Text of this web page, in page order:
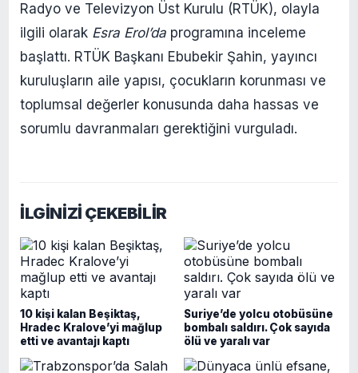
Radyo ve Televizyon Üst Kurulu (RTÜK), olayla
ilgili olarak Esra Erol’da programına inceleme
başlattı. RTÜK Başkanı Ebubekir Şahin, yayıncı
kuruluşların aile yapısı, çocukların korunması ve
toplumsal değerler konusunda daha hassas ve
sorumlu davranmaları gerektiğini vurguladı.​
İLGİNİZİ ÇEKEBİLİR
10 kişi kalan Beşiktaş,
Hradec Kralove’yi mağlup
etti ve avantajı kaptı
Suriye’de yolcu otobüsüne
bombalı saldırı. Çok sayıda
ölü ve yaralı var